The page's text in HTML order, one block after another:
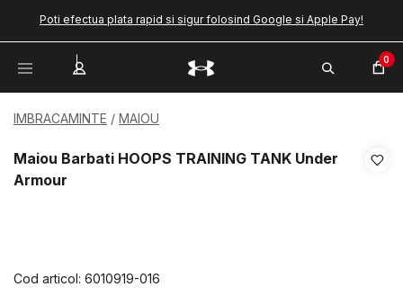
Poti efectua plata rapid si sigur folosind Google si Apple Pay!
0
IMBRACAMINTE MAIOU
Maiou Barbati HOOPS TRAINING TANK Under
Armour
Cod articol: 6010919-016